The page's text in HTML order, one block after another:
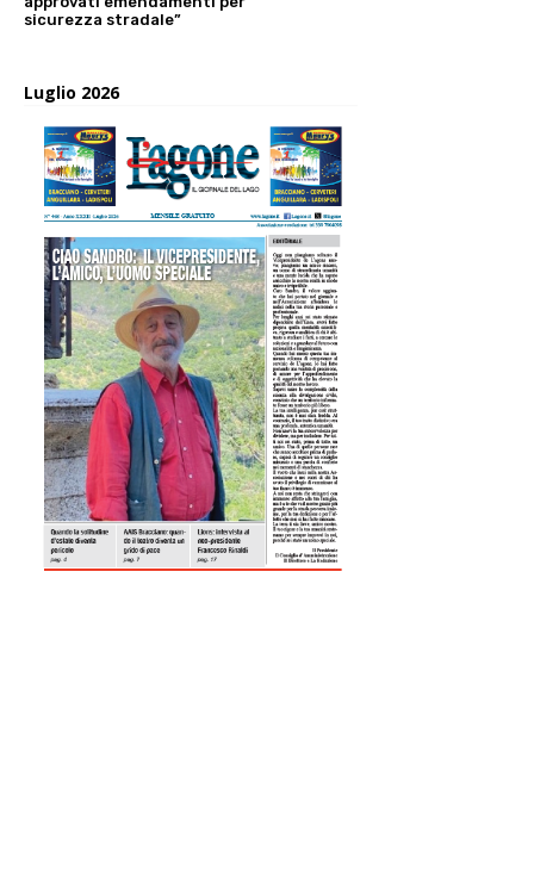
sicurezza stradale”
Luglio 2026